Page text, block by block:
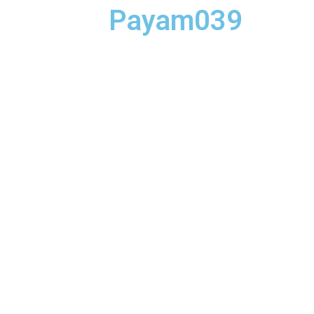
Payam039